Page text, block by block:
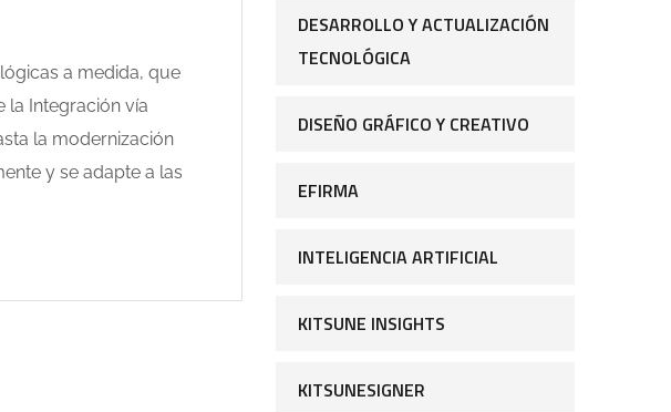
a medida, que
la Integración vía
la modernización
y se adapte a las
DESARROLLO Y ACTUALIZACIÓN
TECNOLÓGICA
DISEÑO GRÁFICO Y CREATIVO
EFIRMA
INTELIGENCIA ARTIFICIAL
KITSUNE INSIGHTS
KITSUNESIGNER